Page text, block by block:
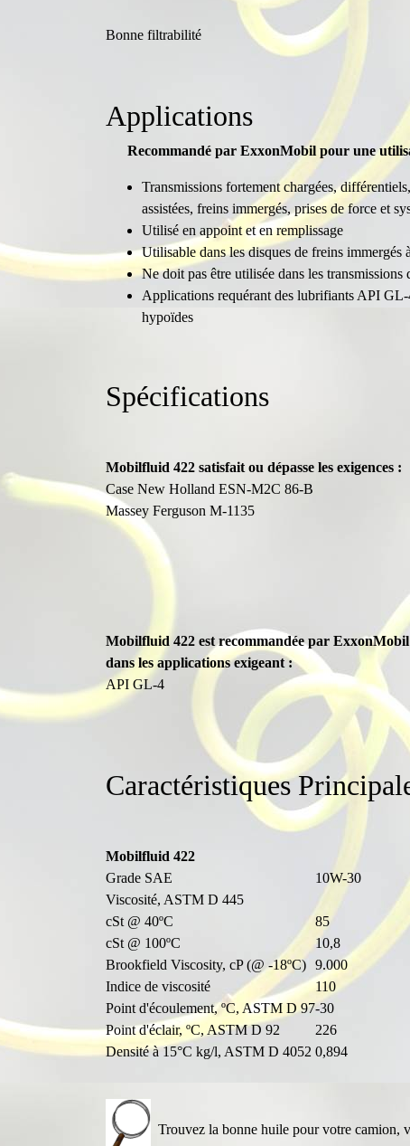
Bonne filtrabilité
Applications
Recommandé par ExxonMobil pour une
Transmissions fortement chargées,
assistées, freins immergés, prises de force et
Utilisé en appoint et en remplissage
Utilisable dans les disques de freins immergés
Ne doit pas être utilisée dans les transmissions
Applications requérant des lubrifiants API
hypoïdes
Spécifications
Mobilfluid 422 satisfait ou dépasse les exigences :
Case New Holland ESN-M2C 86-B
Massey Ferguson M-1135
Mobilfluid 422 est recommandée par ExxonMobil
dans les applications exigeant :
API GL-4
Caractéristiques
Mobilfluid 422
Grade SAE
10W-30
Viscosité, ASTM D 445
cSt @ 40ºC
85
cSt @ 100ºC
10,8
Brookfield Viscosity, cP (@ -18ºC)
9.000
Indice de viscosité
110
Point d'écoulement, ºC, ASTM D 97-30
Point d'éclair, ºC, ASTM D 92
226
Densité à 15°C kg/l, ASTM D 4052 0,894
Trouvez la bonne huile pour votre camion,